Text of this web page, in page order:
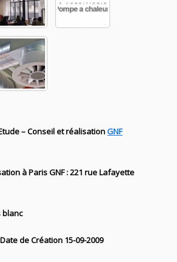
– Conseil et réalisationGNF
à Paris GNF : 221 rue Lafayette
blanc
Date de Création 15-09-2009